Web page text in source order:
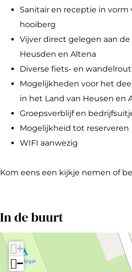
g
a
t
p
g
a
t
t
l
p
g
a
t
Sanitair en receptie in
hooiberg
Vijver direct gelegen aan
Heusden en Altena
Diverse fiets- en
Mogelijkheden voor het
in het Land van Heusen en
Groepsverblijf en
Mogelijkheid tot reserveren
WIFI aanwezig
Kom eens een kijkje nemen of bel:
In de buurt
+
−